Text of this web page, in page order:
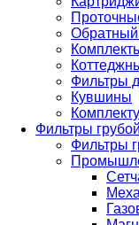
Фильтры
Кувшины
Фильтры
Фильтры